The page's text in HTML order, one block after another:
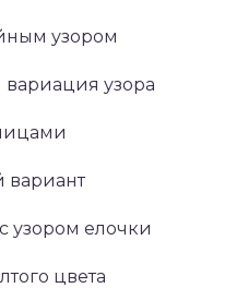
узором
узора
вариант
узором елочки
цвета